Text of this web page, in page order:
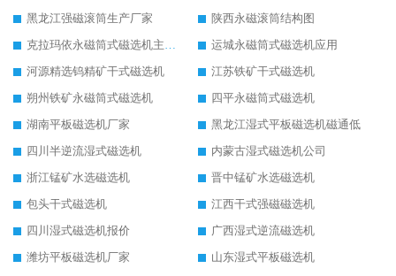
黑龙江强磁滚筒生产厂家
陕西永磁滚筒结构图
克拉玛依永磁筒式磁选机主要技术参数
运城永磁筒式磁选机应用
河源精选钨精矿干式磁选机
江苏铁矿干式磁选机
朔州铁矿永磁筒式磁选机
四平永磁筒式磁选机
湖南平板磁选机厂家
黑龙江湿式平板磁选机磁通低
四川半逆流湿式磁选机
内蒙古湿式磁选机公司
浙江锰矿水选磁选机
晋中锰矿水选磁选机
包头干式磁选机
江西干式强磁磁选机
四川湿式磁选机报价
广西湿式逆流磁选机
潍坊平板磁选机厂家
山东湿式平板磁选机